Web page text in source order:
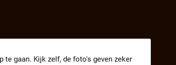
gaan. Kijk zelf, de foto's geven zeker